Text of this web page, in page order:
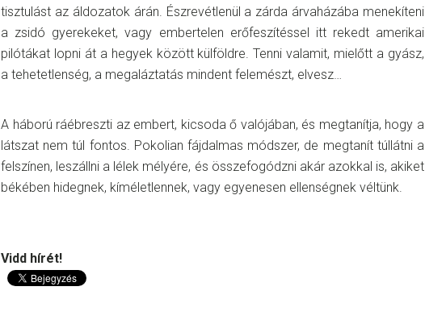
tisztulást az áldozatok árán. Észrevétlenül a zárda árvaházába menekíteni
a zsidó gyerekeket, vagy embertelen erőfeszítéssel itt rekedt amerikai
pilótákat lopni át a hegyek között külföldre. Tenni valamit, mielőtt a gyász,
a tehetetlenség, a megaláztatás mindent felemészt, elvesz…
A háború ráébreszti az embert, kicsoda ő valójában, és megtanítja, hogy a
látszat nem túl fontos. Pokolian fájdalmas módszer, de megtaníttúllátni a
felszínen, leszállni a lélek mélyére, és összefogódzni akár azokkal is, akiket
békében hidegnek, kíméletlennek, vagy egyenesen ellenségnek véltünk.
Vidd hírét!